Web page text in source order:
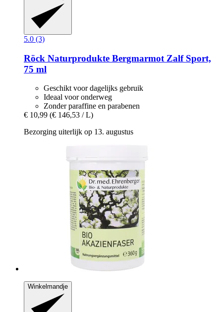
5.0 (3)
Röck Naturprodukte Bergmarmot Zalf Sport,
75 ml
Geschikt voor dagelijks gebruik
Ideaal voor onderweg
Zonder paraffine en parabenen
€ 10,99 (€ 146,53 / L)
Bezorging uiterlijk op 13. augustus
Winkelmandje